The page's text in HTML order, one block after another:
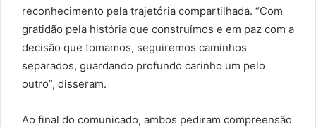
reconhecimento pela trajetória compartilhada. “Com
gratidão pela história que construímos e em paz com a
decisão que tomamos, seguiremos caminhos
separados, guardando profundo carinho um pelo
outro”, disseram.
Ao final do comunicado, ambos pediram compreensão